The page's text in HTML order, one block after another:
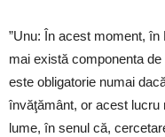
”Unu: În acest moment,
mai există componenta
este obligatorie numai
învăţământ, or acest lucru
lume, în senul că,